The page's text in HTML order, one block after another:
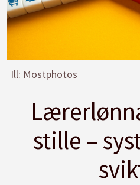
Ill: Mostphotos
stille –